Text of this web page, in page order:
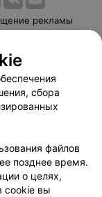
рекламы
оплаты
сбора
файлов
позднее время.
о целях,
cookie вы